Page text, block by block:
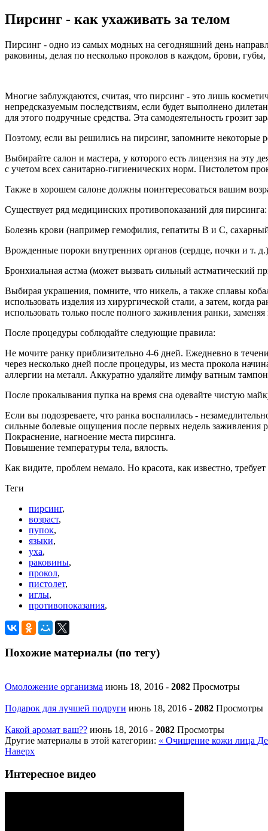
Пирсинг - как ухаживать за телом
Пирсинг - одно из самых модных на сегодняшний день
раковины, делая по несколько проколов в каждом, брови,
Многие заблуждаются, считая, что пирсинг - это лишь
непредсказуемым последствиям, если будет выполнено
для этого подручные средства. Эта самодеятельность грозит
Поэтому, если вы решились на пирсинг, запомните некоторые
Выбирайте салон и мастера, у которого есть лицензия на эту
с учетом всех санитарно-гигиенических норм. Пистолетом
Также в хорошем салоне должны поинтересоваться вашим
Существует ряд медицинских противопоказаний для пирсинга:
Болезнь крови (например гемофилия, гепатиты В и С,
Врожденные пороки внутренних органов (сердце, почки и т.
Бронхиальная астма (может вызвать сильный астматический
Выбирая украшения, помните, что никель, а также сплавы
использовать изделия из хирургической стали, а затем,
использовать только после полного заживления ранки,
После процедуры соблюдайте следующие правила:
Не мочите ранку приблизительно 4-6 дней. Ежедневно в
через несколько дней после процедуры, из места прокола
аллергии на металл. Аккуратно удаляйте лимфу ватным
После прокалывания пупка на время сна одевайте чистую
Если вы подозреваете, что ранка воспалилась -
cильные болевые ощущения после первых недель заживления
Покраснение, нагноение места пирсинга.
Повышение температуры тела, вялость.
Как видите, проблем немало. Но красота, как известно,
Теги
пирсинг,
возраст,
пупок,
языки,
уха,
раковины,
прокол,
пистолет,
иглы,
противопоказания,
Похожие материалы (по тегу)
Омоложение организма июнь 18, 2016 - 2082 Просмотры
Подарок для лучшей подруги июнь 18, 2016 - 2082 Просмотры
Какой аромат ваш?? июнь 18, 2016 - 2082 Просмотры
Другие материалы в этой категории: « Очищение кожи лица
Наверх
Интересное видео